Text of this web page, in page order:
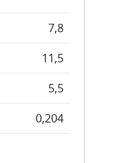
7,8
11,5
5,5
0,204